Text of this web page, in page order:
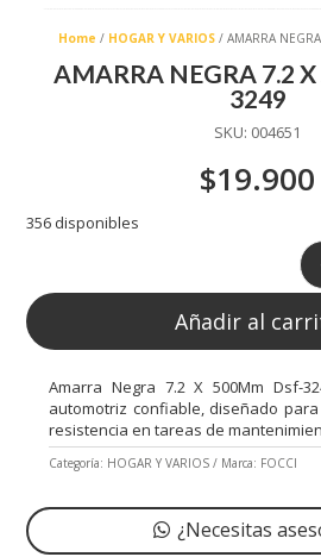
Home / HOGAR Y VARIOS/ AMARRA
AMARRA NEGRA 7.2
3249
SKU: 004651
$19.900
356 disponibles
Añadir al
Amarra Negra 7.2 X 500Mm Dsf-
automotriz confiable, diseñado
resistencia en tareas de
Categoría: HOGAR Y VARIOS Marca: FOCCI
¿Necesitas